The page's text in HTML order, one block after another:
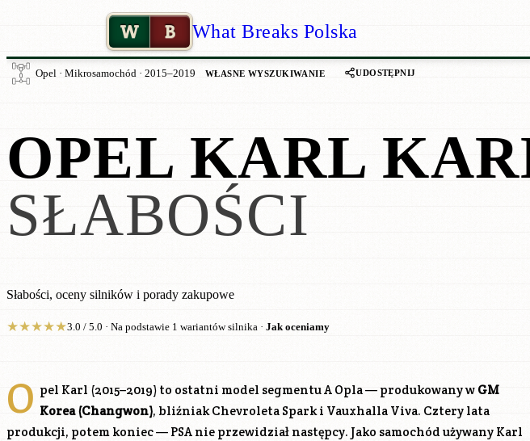
W B What Breaks Polska
Opel · Mikrosamochód · 2015–2019 WŁASNE WYSZUKIWANIE UDOSTĘPNIJ
OPEL KARL
SŁABOŚCI
Słabości, oceny silników i porady zakupowe
★★★★★3.0 / 5.0 · Na podstawie 1 wariantów silnika · Jak oceniamy
O pel Karl (2015–2019) to ostatni model segmentu A Opla — produkowany w GM
Korea (Changwon), bliźniak Chevroleta Spark i Vauxhalla Viva. Cztery lata
produkcji, potem koniec — PSA nie przewidział następcy. Jako samochód używany Karl